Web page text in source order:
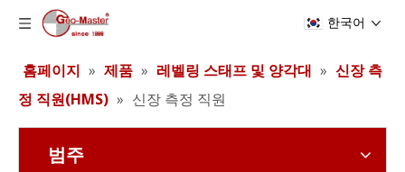
한국어
홈페이지 » 제품 » 레벨링 스태프 및 양각대 » 신장 측
정 직원(HMS) » 신장 측정 직원
범주